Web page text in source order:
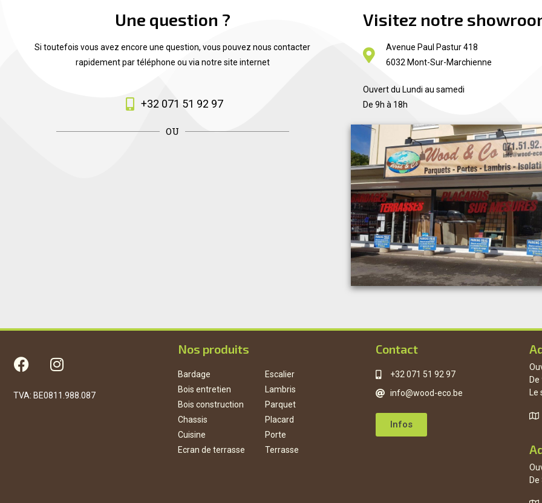
Une question ?
Si toutefois vous avez encore une question, vous pouvez nous contacter
rapidement par téléphone ou via notre site internet
+32 071 51 92 97
OU
Visitez notre
Avenue Paul Pastur 418
6032 Mont-Sur-Marchienne
Ouvert du Lundi au samedi
De 9h à 18h
TVA: BE0811.988.087
Nos produits
Bardage
Bois entretien
Bois construction
Chassis
Cuisine
Ecran de terrasse
Escalier
Lambris
Parquet
Placard
Porte
Terrasse
Contact
+32 071 51 92 97
info@wood-eco.be
Infos
Le